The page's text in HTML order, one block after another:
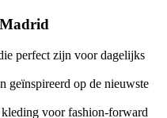
perfect zijn voor dagelijks
geïnspireerd op de nieuwste
voor fashion-forward